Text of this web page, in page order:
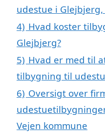
udestue i
4) Hvad koster
Glejbjerg?
5) Hvad er med til
tilbygning til
6) Oversigt over
Vejen kommune